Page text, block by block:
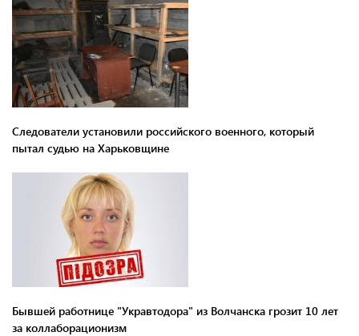
Следователи установили российского военного, который
пытал судью на Харьковщине
Бывшей работнице "Укравтодора" из Волчанска грозит 10 лет
за коллаборационизм